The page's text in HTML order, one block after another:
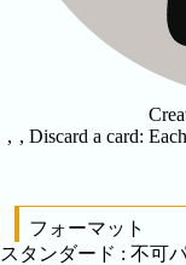
, , Discard a card:
フォーマット
スタンダード : 不可